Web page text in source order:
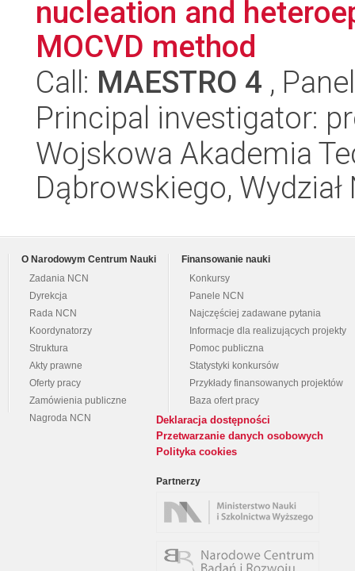
nucleation and
MOCVD method
Call: MAESTRO 4 ,
Principal investigator:
Wojskowa Akademia
Dąbrowskiego,
O Narodowym Centrum Nauki
Zadania NCN
Dyrekcja
Rada NCN
Koordynatorzy
Struktura
Akty prawne
Oferty pracy
Zamówienia publiczne
Nagroda NCN
Finansowanie nauki
Konkursy
Panele NCN
Najczęściej zadawane pytania
Informacje dla realizujących projekty
Pomoc publiczna
Statystyki konkursów
Przykłady finansowanych projektów
Baza ofert pracy
Deklaracja dostępności
Przetwarzanie danych osobowych
Polityka cookies
Partnerzy